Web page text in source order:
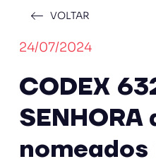
VOLTAR
24/07/2024
CODEX
SENHORA